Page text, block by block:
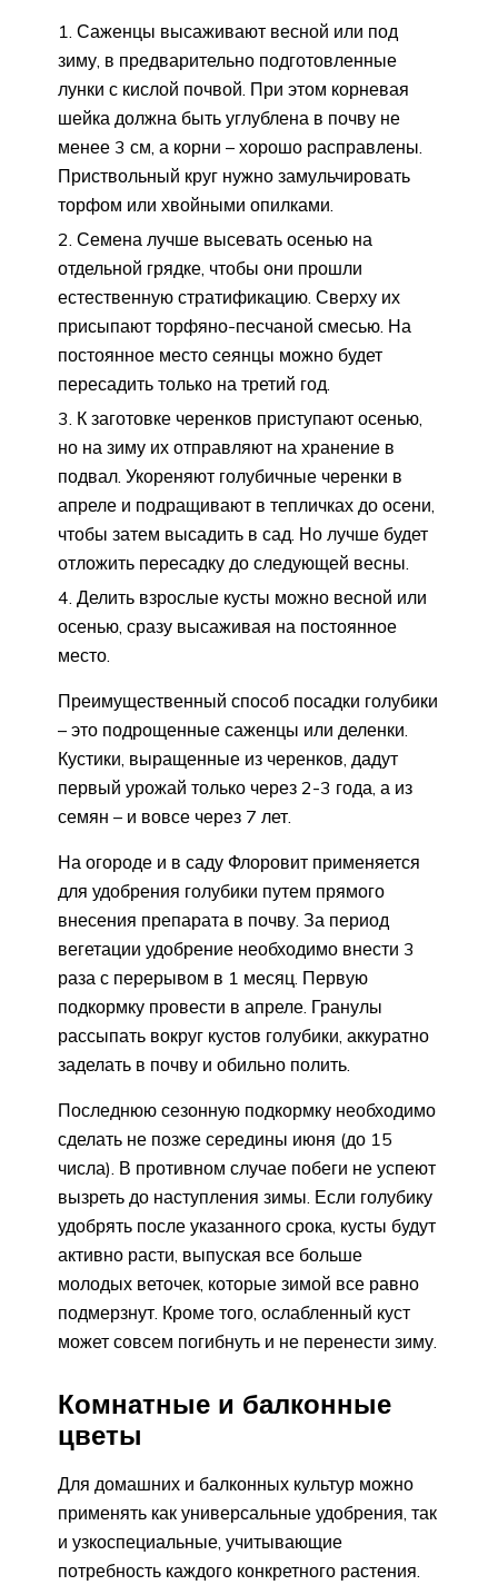
Саженцы высаживают весной или под
зиму, в предварительно подготовленные
лунки с кислой почвой. При этом корневая
шейка должна быть углублена в почву не
менее 3 см, а корни – хорошо расправлены.
Приствольный круг нужно замульчировать
торфом или хвойными опилками.
Семена лучше высевать осенью на
отдельной грядке, чтобы они прошли
естественную стратификацию. Сверху их
присыпают торфяно-песчаной смесью. На
постоянное место сеянцы можно будет
пересадить только на третий год.
К заготовке черенков приступают осенью,
но на зиму их отправляют на хранение в
подвал. Укореняют голубичные черенки в
апреле и подращивают в тепличках до осени,
чтобы затем высадить в сад. Но лучше будет
отложить пересадку до следующей весны.
Делить взрослые кусты можно весной или
осенью, сразу высаживая на постоянное
место.
Преимущественный способ посадки голубики
– это подрощенные саженцы или деленки.
Кустики, выращенные из черенков, дадут
первый урожай только через 2-3 года, а из
семян – и вовсе через 7 лет.
На огороде и в саду Флоровит применяется
для удобрения голубики путем прямого
внесения препарата в почву. За период
вегетации удобрение необходимо внести 3
раза с перерывом в 1 месяц. Первую
подкормку провести в апреле. Гранулы
рассыпать вокруг кустов голубики, аккуратно
заделать в почву и обильно полить.
Последнюю сезонную подкормку необходимо
сделать не позже середины июня (до 15
числа). В противном случае побеги не успеют
вызреть до наступления зимы. Если голубику
удобрять после указанного срока, кусты будут
активно расти, выпуская все больше
молодых веточек, которые зимой все равно
подмерзнут. Кроме того, ослабленный куст
может совсем погибнуть и не перенести зиму.
Комнатные и балконные
цветы
Для домашних и балконных культур можно
применять как универсальные удобрения, так
и узкоспециальные, учитывающие
потребность каждого конкретного растения.